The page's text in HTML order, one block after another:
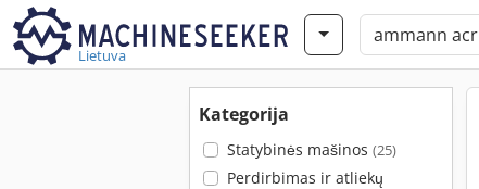
Lietuva
Kategorija
Statybinės mašinos (25)
Perdirbimas ir atliekų